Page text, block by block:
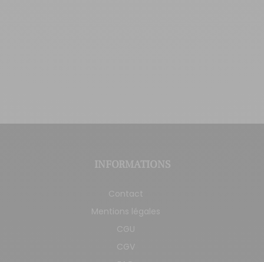
INFORMATIONS
Contact
Mentions légales
CGU
CGV